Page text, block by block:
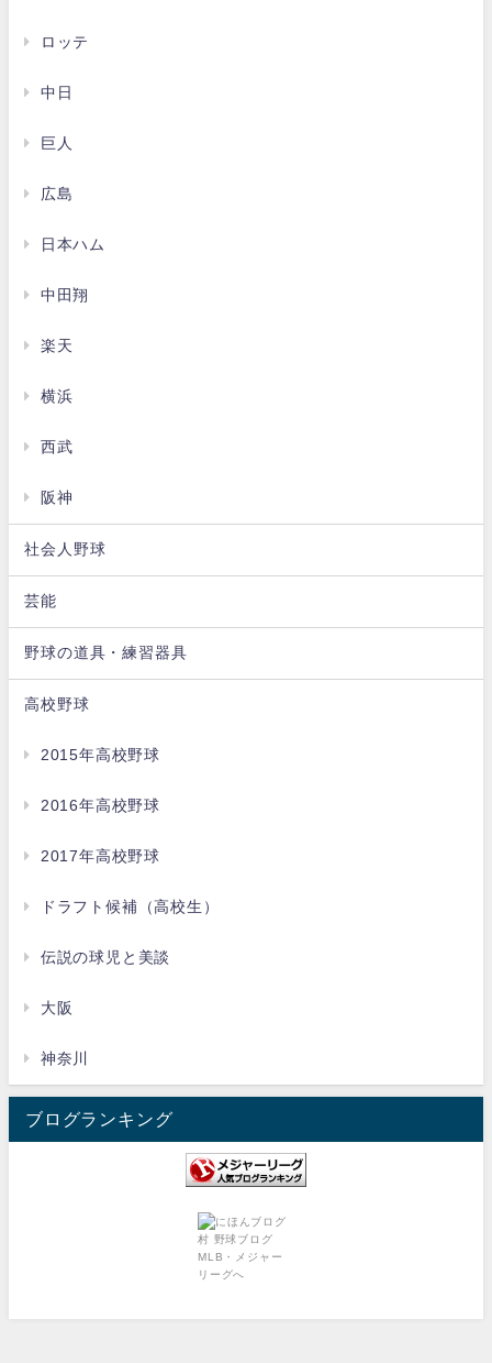
ロッテ
中日
巨人
広島
日本ハム
中田翔
楽天
横浜
西武
阪神
社会人野球
芸能
野球の道具・練習器具
高校野球
2015年高校野球
2016年高校野球
2017年高校野球
ドラフト候補（高校生）
伝説の球児と美談
大阪
神奈川
ブログランキング